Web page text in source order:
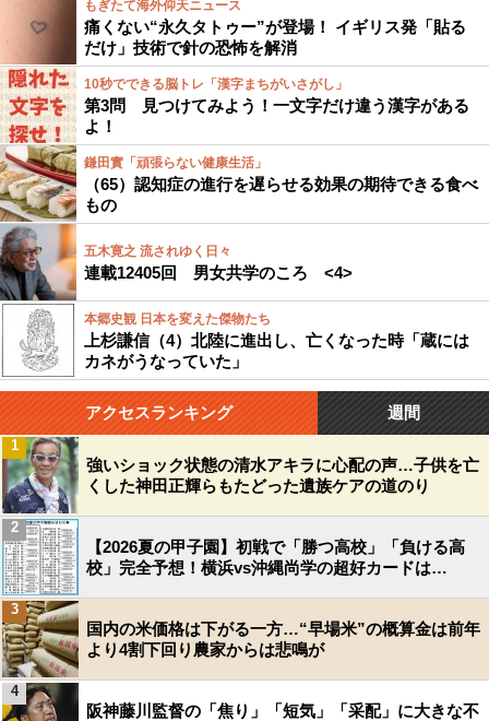
もぎたて海外仰天ニュース
痛くない“永久タトゥー”が登場！ イギリス発「貼る
だけ」技術で針の恐怖を解消
10秒でできる脳トレ「漢字まちがいさがし」
第3問 見つけてみよう！一文字だけ違う漢字がある
よ！
鎌田實「頑張らない健康生活」
（65）認知症の進行を遅らせる効果の期待できる食べ
もの
五木寛之 流されゆく日々
連載12405回 男女共学のころ <4>
本郷史観 日本を変えた傑物たち
上杉謙信（4）北陸に進出し、亡くなった時「蔵には
カネがうなっていた」
アクセスランキング 週間
強いショック状態の清水アキラに心配の声…子供を亡
くした神田正輝らもたどった遺族ケアの道のり
1
【2026夏の甲子園】初戦で「勝つ高校」「負ける高
校」完全予想！横浜vs沖縄尚学の超好カードは…
2
国内の米価格は下がる一方…“早場米”の概算金は前年
より4割下回り農家からは悲鳴が
3
阪神藤川監督の「焦り」「短気」「采配」に大きな不
4